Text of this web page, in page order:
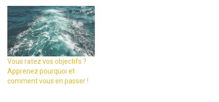
Vous ratez vos objectifs ?
Apprenez pourquoi et
comment vous en passer !